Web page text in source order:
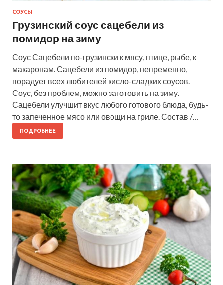
СОУСЫ
Грузинский соус сацебели из
помидор на зиму
Соус Сацебели по-грузински к мясу, птице, рыбе, к
макаронам. Сацебели из помидор, непременно,
порадует всех любителей кисло-сладких соусов.
Соус, без проблем, можно заготовить на зиму.
Сацебели улучшит вкус любого готового блюда, будь-
то запеченное мясо или овощи на гриле. Состав /…
ПОДРОБНЕЕ